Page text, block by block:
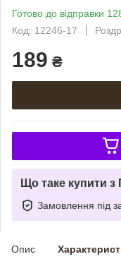
Готово до відправки
Код: 12246-17
189 ₴
Що таке купити
Замовлення під
Опис